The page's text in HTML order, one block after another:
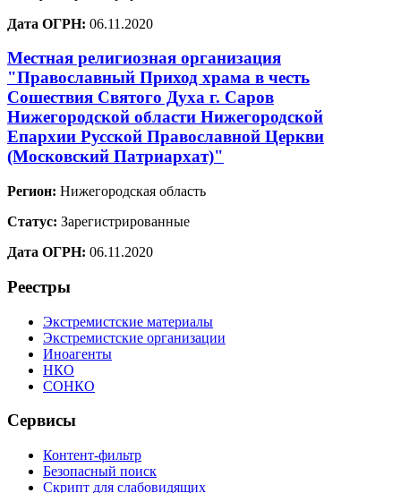
Дата ОГРН: 06.11.2020
Местная религиозная организация
"Православный Приход храма в честь
Сошествия Святого Духа г. Саров
Нижегородской области Нижегородской
Епархии Русской Православной Церкви
(Московский Патриархат)"
Регион: Нижегородская область
Статус: Зарегистрированные
Дата ОГРН: 06.11.2020
Реестры
Экстремистские материалы
Экстремистские организации
Иноагенты
НКО
СОНКО
Сервисы
Контент-фильтр
Безопасный поиск
Скрипт для слабовидящих